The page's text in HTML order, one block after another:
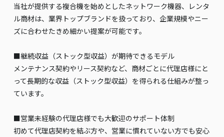
当社が提供する複合機を始めとしたネットワーク機器、レンタ
ル商材は、業界トップブランドを扱っており、企業規模やニー
ズに合わせたきめ細かい提案が可能です。
■継続収益（ストック型収益）が期待できるモデル
メンテナンス契約やリース契約など、商材ごとに代理店様にと
って長期的な収益（ストック型収益）を得られる仕組みが整っ
ています。
■営業未経験の代理店様でも大歓迎のサポート体制
初めて代理店契約を結ぶ方や、営業に慣れていない方でも安心